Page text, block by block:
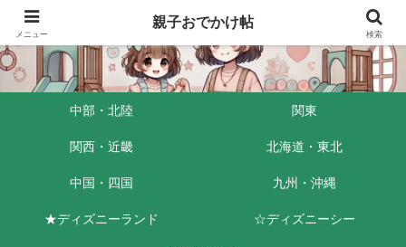
中部・北陸 関東
関西・近畿 北海道・東北
中国・四国 九州・沖縄
★ディズニーランド ☆ディズニーシー
メニュー
親子おでかけ帖
検索